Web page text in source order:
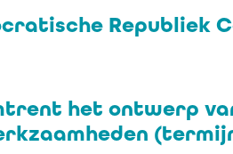
Republiek
het ontwerp